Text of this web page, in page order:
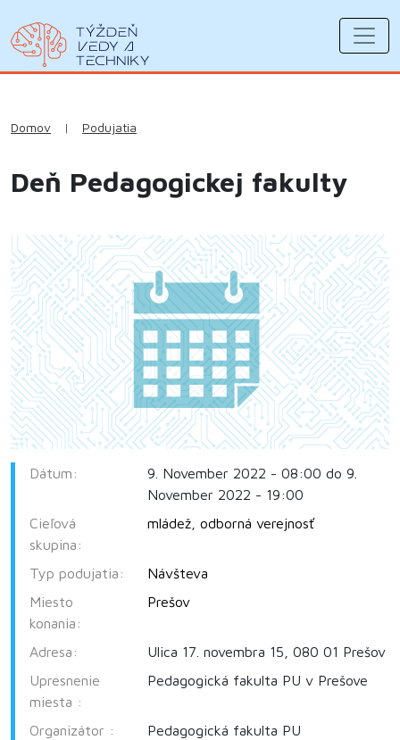
Domov | Podujatia
Deň Pedagogickej fakulty
Dátum:
9. November 2022 - 08:00 do 9.
November 2022 - 19:00
Cieľová
skupina:
mládež, odborná verejnosť
Typ podujatia:
Návšteva
Miesto
konania:
Prešov
Adresa:
Ulica 17. novembra 15, 080 01 Prešov
Upresnenie
miesta :
Pedagogická fakulta PU v Prešove
Organizátor :
Pedagogická fakulta PU